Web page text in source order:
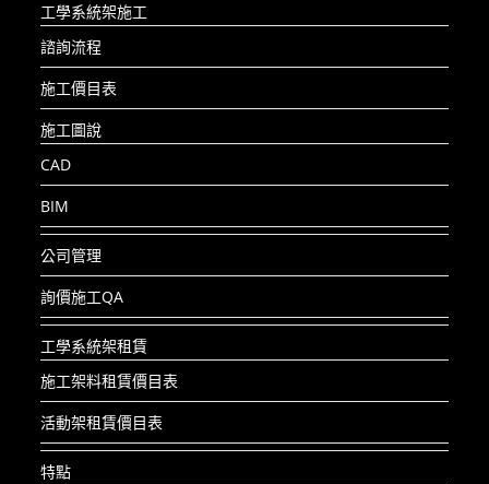
工學系統架施工
諮詢流程
施工價目表
施工圖說
CAD
BIM
公司管理
詢價施工QA
工學系統架租賃
施工架料租賃價目表
活動架租賃價目表
特點